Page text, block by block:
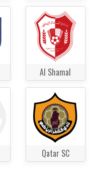
Al Shamal
Qatar SC